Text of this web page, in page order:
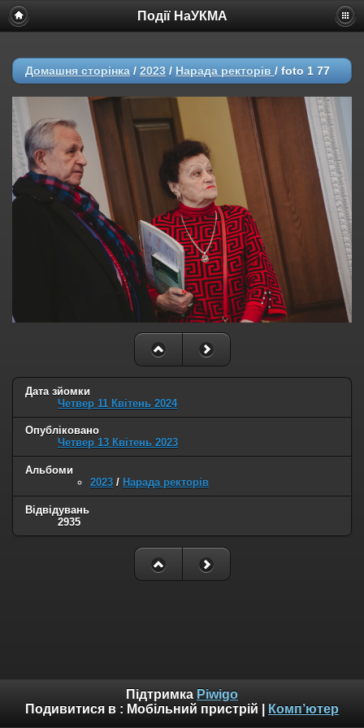
Події НаУКМА
Домашня сторінка / 2023 / Нарада ректорів / foto 1 77
Дата зйомки
Четвер 11 Квітень 2024
Опубліковано
Четвер 13 Квітень 2023
Альбоми
2023 / Нарада ректорів
Відвідувань
2935
Підтримка Piwigo
Подивитися в : Мобільний пристрій Комп’ютер